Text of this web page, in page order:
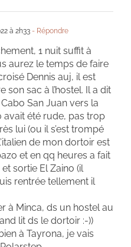
à 2h33 - Répondre
1 nuit suffit à
aurez le temps de faire
Dennis auj, il est
son sac à l’hostel. Il a dit
San Juan vers la
avait été rude, pas trop
lui (ou il s’est trompé
de mon dortoir est
et en qq heures a fait
sortie El Zaino (il
rentrée tellement il
à Minca, ds un hostel au
lit ds le dortoir :-))
à Tayrona, je vais